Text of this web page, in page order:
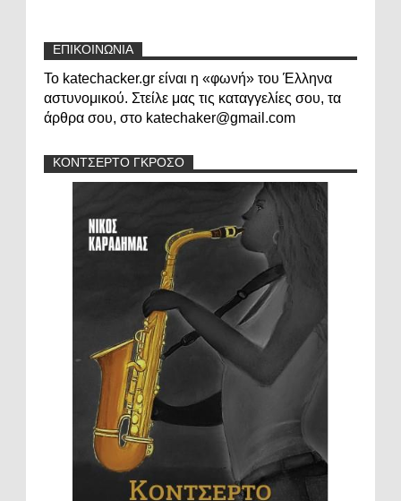
ΕΠΙΚΟΙΝΩΝΙΑ
Το katechacker.gr είναι η «φωνή» του Έλληνα
αστυνομικού. Στείλε μας τις καταγγελίες σου, τα
άρθρα σου, στο katechaker@gmail.com
ΚΟΝΤΣΕΡΤΟ ΓΚΡΟΣΟ